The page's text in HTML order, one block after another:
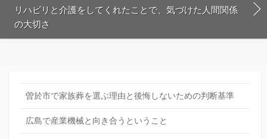
リハビリと介護をしてくれたことで、気づけた人間関係
の大切さ
曽於市で家族葬を選ぶ理由と後悔しないための判断基準
広島で産業機械と向き合うということ